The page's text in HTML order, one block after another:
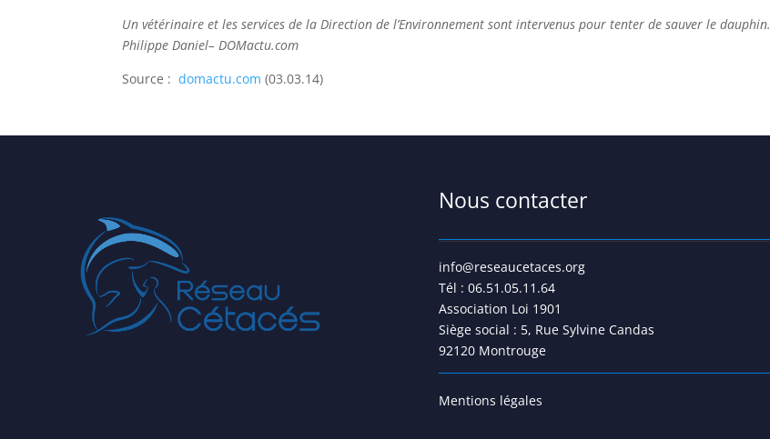
Un vétérinaire et les services de la Direction de l’Environnement sont intervenus pour tenter de sauver le dauphin.
Philippe Daniel– DOMactu.com
Source :domactu.com(03.03.14)
Nous contacter
info@reseaucetaces.org
Tél : 06.51.05.11.64
Association Loi 1901
Siège social : 5, Rue Sylvine Candas
92120 Montrouge
Mentions légales